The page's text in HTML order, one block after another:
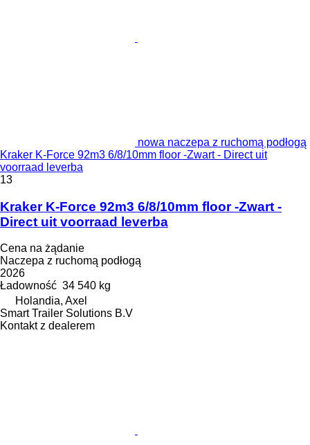
nowa naczepa z ruchomą podłogą
Kraker K-Force 92m3 6/8/10mm floor -Zwart - Direct uit
voorraad leverba
13
Kraker K-Force 92m3 6/8/10mm floor -Zwart -
Direct uit voorraad leverba
Cena na żądanie
Naczepa z ruchomą podłogą
2026
Ładowność 34 540 kg
Holandia, Axel
Smart Trailer Solutions B.V
Kontakt z dealerem